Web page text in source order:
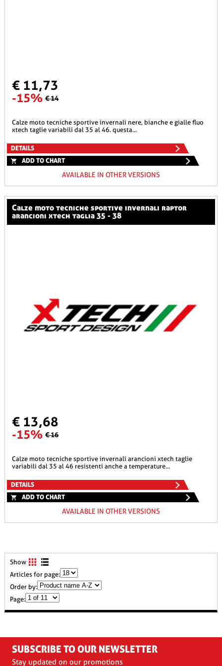
€ 11,73
-15% € 14
calze moto tecniche sportive invernali nere, bianche e gialle fluo
xtech taglie variabili dal 35 al 46. questa...
DETAILS
ADD TO CHART
AVAILABLE IN OTHER VERSIONS
calze moto tecniche sportive invernali raptor
arancioni xtech taglia 35 - 38
€ 13,68
-15% € 16
calze moto tecniche sportive invernali arancioni xtech taglie
variabili dal 35 al 46 resistenti anche a temperature...
DETAILS
ADD TO CHART
AVAILABLE IN OTHER VERSIONS
Show
Articles for page:
Order by:
Page:
SUBSCRIBE TO OUR NEWSLETTER
Stay updated on our promotions